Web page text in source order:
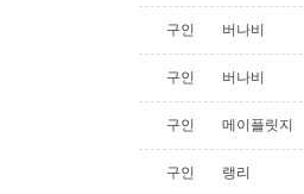
구인 버나비
구인 버나비
구인 메이플릿지
구인 랭리